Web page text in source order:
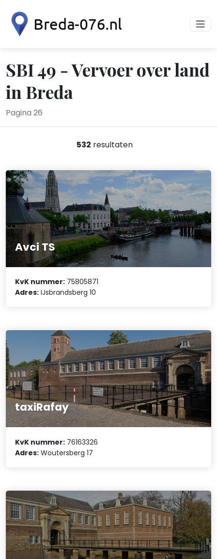
SBI 49 - Vervoer over land
in Breda
Pagina 26
532 resultaten
Avci TS
KvK nummer: 75805871
Adres: IJsbrandsberg 10
taxiRafay
KvK nummer: 76163326
Adres: Woutersberg 17